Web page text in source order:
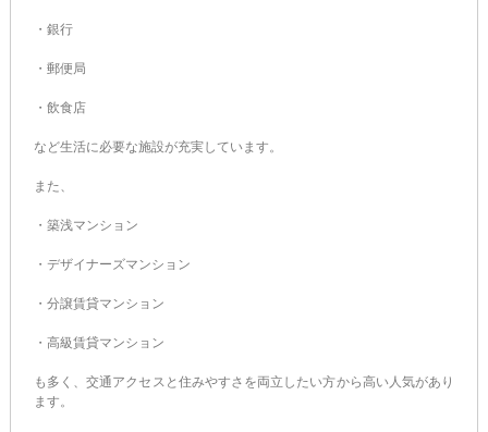
・銀行
・郵便局
・飲食店
など生活に必要な施設が充実しています。
また、
・築浅マンション
・デザイナーズマンション
・分譲賃貸マンション
・高級賃貸マンション
も多く、交通アクセスと住みやすさを両立したい方から高い人気があり
ます。